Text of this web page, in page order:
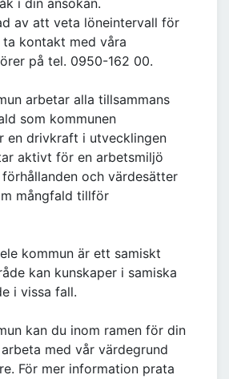
i din ansökan.
av att veta löneintervall för
kontakt med våra
på tel. 0950-162 00.
arbetar alla tillsammans
som kommunen
en drivkraft i utvecklingen
aktivt för en arbetsmiljö
och värdesätter
mångfald tillför
kommun är ett samiskt
kan kunskaper i samiska
i vissa fall.
kan du inom ramen för din
med vår värdegrund
För mer information prata